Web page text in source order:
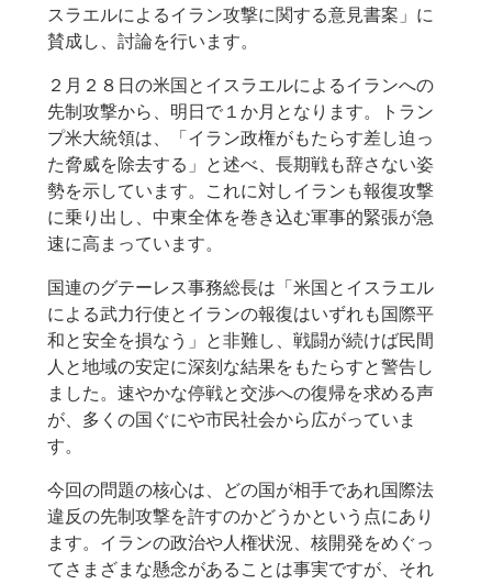
スラエルによるイラン攻撃に関する意見書案」に
賛成し、討論を行います。
２月２８日の米国とイスラエルによるイランへの
先制攻撃から、明日で１か月となります。トラン
プ米大統領は、「イラン政権がもたらす差し迫っ
た脅威を除去する」と述べ、長期戦も辞さない姿
勢を示しています。これに対しイランも報復攻撃
に乗り出し、中東全体を巻き込む軍事的緊張が急
速に高まっています。
国連のグテーレス事務総長は「米国とイスラエル
による武力行使とイランの報復はいずれも国際平
和と安全を損なう」と非難し、戦闘が続けば民間
人と地域の安定に深刻な結果をもたらすと警告し
ました。速やかな停戦と交渉への復帰を求める声
が、多くの国ぐにや市民社会から広がっていま
す。
今回の問題の核心は、どの国が相手であれ国際法
違反の先制攻撃を許すのかどうかという点にあり
ます。イランの政治や人権状況、核開発をめぐっ
てさまざまな懸念があることは事実ですが、それ